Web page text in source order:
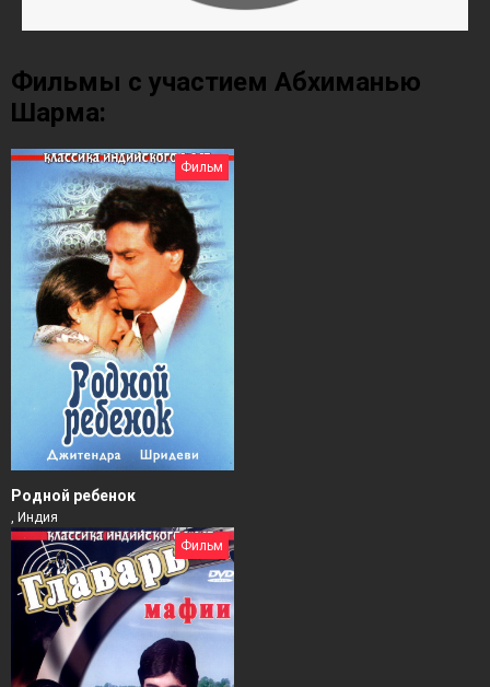
Фильмы с участием Абхиманью
Шарма:
Фильм
Родной ребенок
, Индия
Фильм